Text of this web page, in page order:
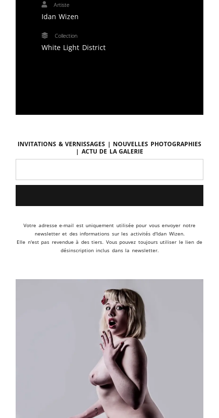
Artiste
Idan Wizen
Collection
White Light District
Invitations & vernissages | Nouvelles photographies
| Actu de la galerie
Votre adresse e-mail est uniquement utilisée pour vous envoyer notre
newsletter et des informations sur les activités d'Idan Wizen.
Elle n'est pas revendue à des tiers. Vous pouvez toujours utiliser le lien de
désinscription inclus dans la newsletter.